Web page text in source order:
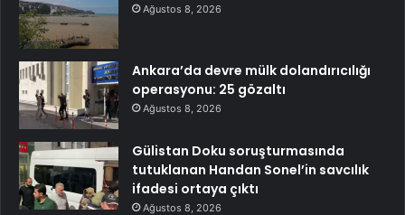
Ağustos 8, 2026
Ankara’da devre mülk dolandırıcılığı
operasyonu: 25 gözaltı
Ağustos 8, 2026
Gülistan Doku soruşturmasında
tutuklanan Handan Sonel’in savcılık
ifadesi ortaya çıktı
Ağustos 8, 2026